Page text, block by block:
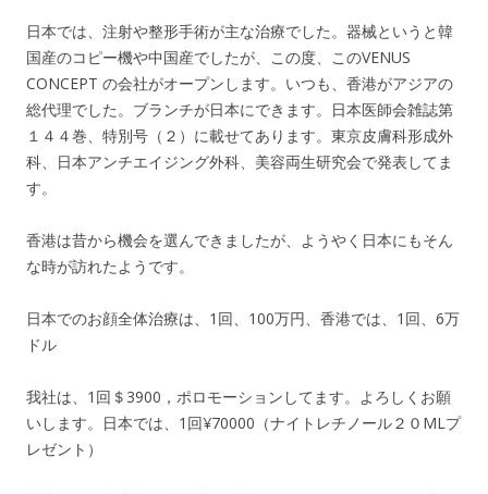
日本では、注射や整形手術が主な治療でした。器械というと韓
国産のコピー機や中国産でしたが、この度、このVENUS
CONCEPT の会社がオープンします。いつも、香港がアジアの
総代理でした。ブランチが日本にできます。日本医師会雑誌第
１４４巻、特別号（２）に載せてあります。東京皮膚科形成外
科、日本アンチエイジング外科、美容両生研究会で発表してま
す。
香港は昔から機会を選んできましたが、ようやく日本にもそん
な時が訪れたようです。
日本でのお顔全体治療は、1回、100万円、香港では、1回、6万
ドル
我社は、1回＄3900，ポロモーションしてます。よろしくお願
いします。日本では、1回¥70000（ナイトレチノール２０MLプ
レゼント）